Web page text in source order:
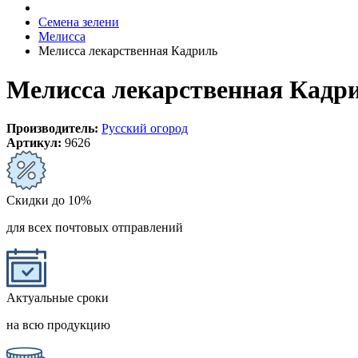
Семена зелени
Мелисса
Мелисса лекарственная Кадриль
Мелисса лекарственная
Производитель: Русский огород
Артикул: 9626
Скидки до 10%
для всех почтовых отправлений
Актуальные сроки
на всю продукцию